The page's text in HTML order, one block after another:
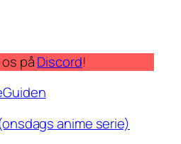
påDiscord!
anime serie)